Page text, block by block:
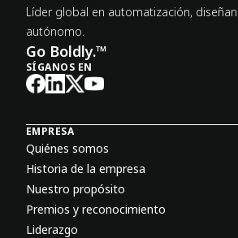
Líder global en automatización,
autónomo.
Go Boldly.™
SÍGANOS EN
EMPRESA
Quiénes somos
Historia de la empresa
Nuestro propósito
Premios y reconocimiento
Liderazgo